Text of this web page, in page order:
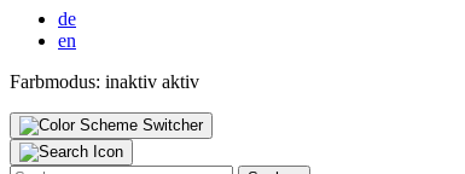
de
en
Farbmodus: inaktiv aktiv